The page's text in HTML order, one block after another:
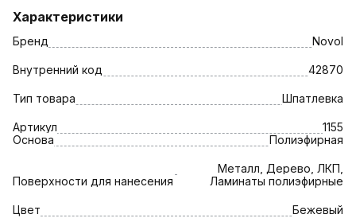
Характеристики
Бренд Novol
Внутренний код 42870
Тип товара Шпатлевка
Артикул
1155
Основа
Полиэфирная
Поверхности для нанесения
Металл, Дерево, ЛКП,
Ламинаты полиэфирные
Цвет Бежевый